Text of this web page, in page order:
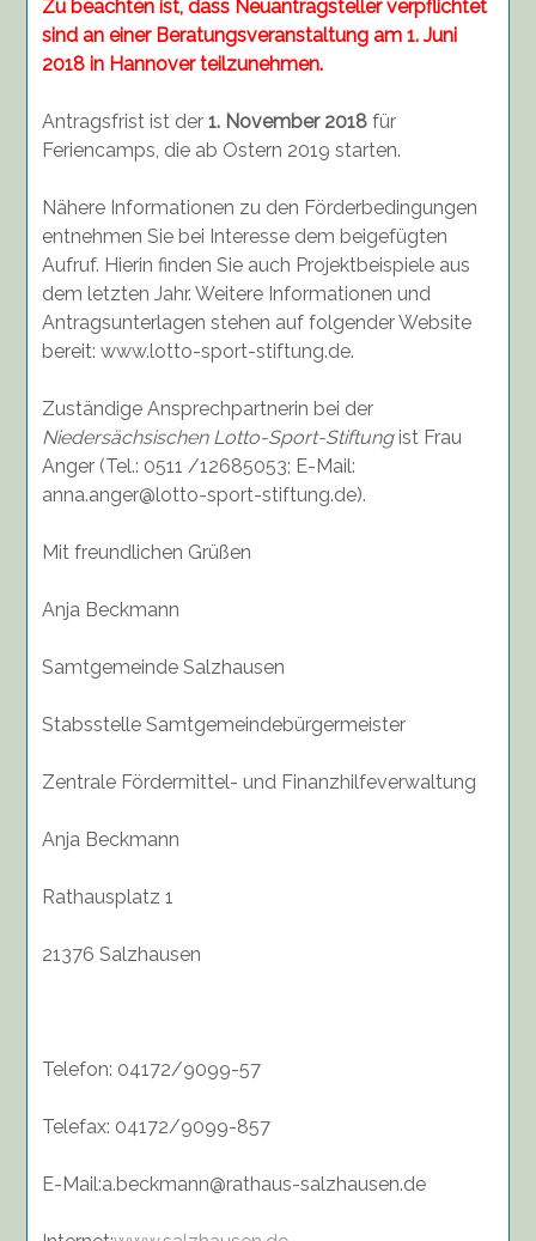
Zu beachten ist, dass Neuantragsteller verpflichtet
sind an einer Beratungsveranstaltung am 1. Juni
2018 in Hannover teilzunehmen.
Antragsfrist ist der 1. November 2018für
Feriencamps, die ab Ostern 2019 starten.
Nähere Informationen zu den Förderbedingungen
entnehmen Sie bei Interesse dem beigefügten
Aufruf. Hierin finden Sie auch Projektbeispiele aus
dem letzten Jahr. Weitere Informationen und
Antragsunterlagen stehen auf folgender Website
bereit: www.lotto-sport-stiftung.de.
Zuständige Ansprechpartnerin bei der
Niedersächsischen Lotto-Sport-Stiftungist Frau
Anger(Tel.: 0511 /12685053; E-Mail:
anna.anger@lotto-sport-stiftung.de).
Mit freundlichen Grüßen
Anja Beckmann
Samtgemeinde Salzhausen
Stabsstelle Samtgemeindebürgermeister
Zentrale Fördermittel- und Finanzhilfeverwaltung
Anja Beckmann
Rathausplatz 1
21376 Salzhausen
Telefon: 04172/9099-57
Telefax: 04172/9099-857
E-Mail:a.beckmann@rathaus-salzhausen.de